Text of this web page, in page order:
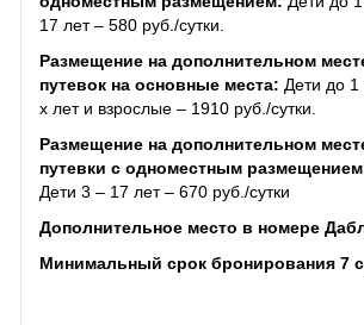
17 лет – 580 руб./сутки.
Размещение на дополнительном
путевок на основные места: Дети до 1
х лет и взрослые – 1910 руб./сутки.
Размещение на дополнительном
путевки с одноместным
Дети 3 – 17 лет – 670 руб./сутки
Дополнительное место в номере
Минимальный срок бронирования 7